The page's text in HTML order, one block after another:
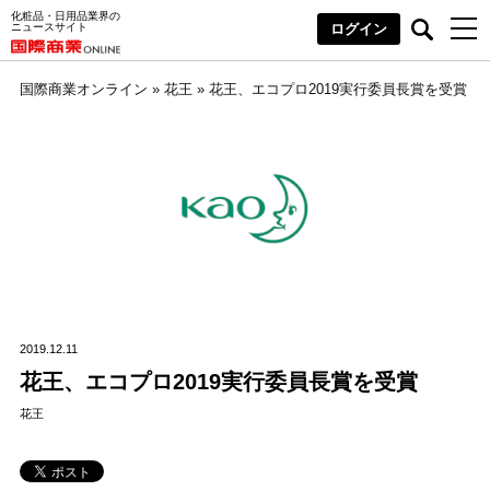
化粧品・日用品業界の
ニュースサイト
ログイン
国際商業オンライン » 花王 » 花王、エコプロ2019実行委員長賞を受賞
2019.12.11
花王、エコプロ2019実行委員長賞を受賞
花王